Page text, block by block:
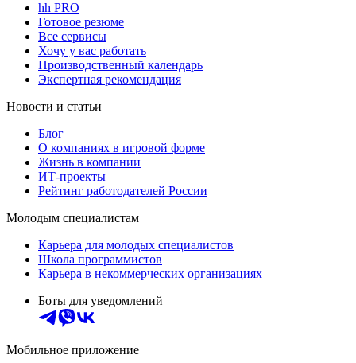
hh PRO
Готовое резюме
Все сервисы
Хочу у вас работать
Производственный календарь
Экспертная рекомендация
Новости и статьи
Блог
О компаниях в игровой форме
Жизнь в компании
ИТ-проекты
Рейтинг работодателей России
Молодым специалистам
Карьера для молодых специалистов
Школа программистов
Карьера в некоммерческих организациях
Боты для уведомлений
Мобильное приложение